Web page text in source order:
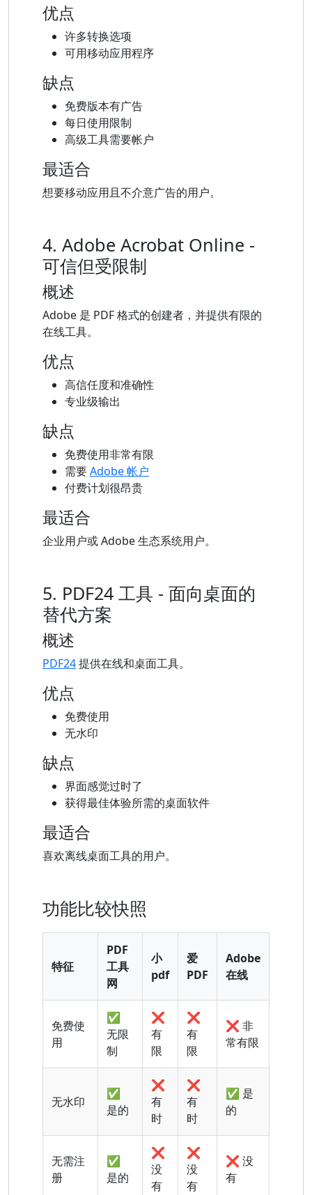
优点
许多转换选项
可用移动应用程序
缺点
免费版本有广告
每日使用限制
高级工具需要帐户
最适合
想要移动应用且不介意广告的用户。
4. Adob​​e Acrobat Online -
可信但受限制
概述
Adobe 是 PDF 格式的创建者，并提供有限的
在线工具。
优点
高信任度和准确性
专业级输出
缺点
免费使用非常有限
需要Adobe 帐户
付费计划很昂贵
最适合
企业用户或 Adob​​e 生态系统用户。
5. PDF24 工具 - 面向桌面的
替代方案
概述
PDF24提供在线和桌面工具。
优点
免费使用
无水印
缺点
界面感觉过时了
获得最佳体验所需的桌面软件
最适合
喜欢离线桌面工具的用户。
功能比较快照
特征
PDF
工具
网
小
pdf
爱
PDF
Adobe
在线
免费使
用
✅
无限
制
❌
有
限
❌
有
限
❌ 非
常有限
无水印
✅
是的
❌
有
时
❌
有
时
✅ 是
的
无需注
册
✅
是的
❌
没
有
❌
没
有
❌ 没
有